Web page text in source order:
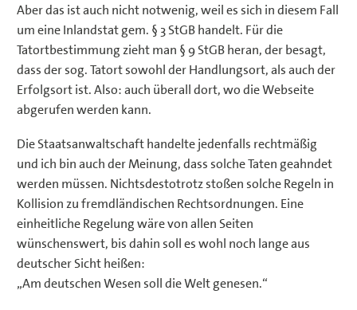
Aber das ist auch nicht notwenig, weil es sich in diesem Fall
um eine Inlandstat gem. § 3 StGB handelt. Für die
Tatortbestimmung zieht man § 9 StGB heran, der besagt,
dass der sog. Tatort sowohl der Handlungsort, als auch der
Erfolgsort ist. Also: auch überall dort, wo die Webseite
abgerufen werden kann.
Die Staatsanwaltschaft handelte jedenfalls rechtmäßig
und ich bin auch der Meinung, dass solche Taten geahndet
werden müssen. Nichtsdestotrotz stoßen solche Regeln in
Kollision zu fremdländischen Rechtsordnungen. Eine
einheitliche Regelung wäre von allen Seiten
wünschenswert, bis dahin soll es wohl noch lange aus
deutscher Sicht heißen:
„Am deutschen Wesen soll die Welt genesen.“